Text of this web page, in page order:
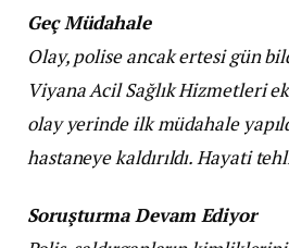
Geç Müdahale
Olay, polise ancak ertesi gün
Viyana Acil Sağlık Hizmetleri
olay yerinde ilk müdahale
hastaneye kaldırıldı. Hayati
Soruşturma Devam Ediyor